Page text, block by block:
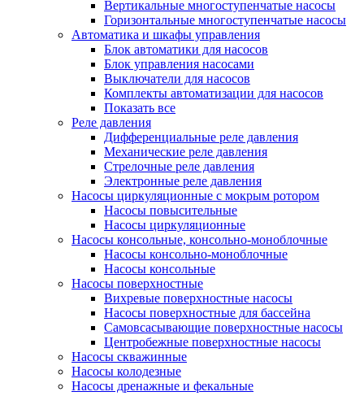
Вертикальные многоступенчатые насосы
Горизонтальные многоступенчатые насосы
Автоматика и шкафы управления
Блок автоматики для насосов
Блок управления насосами
Выключатели для насосов
Комплекты автоматизации для насосов
Показать все
Реле давления
Дифференциальные реле давления
Механические реле давления
Стрелочные реле давления
Электронные реле давления
Насосы циркуляционные с мокрым ротором
Насосы повысительные
Насосы циркуляционные
Насосы консольные, консольно-моноблочные
Насосы консольно-моноблочные
Насосы консольные
Насосы поверхностные
Вихревые поверхностные насосы
Насосы поверхностные для бассейна
Самовсасывающие поверхностные насосы
Центробежные поверхностные насосы
Насосы скважинные
Насосы колодезные
Насосы дренажные и фекальные